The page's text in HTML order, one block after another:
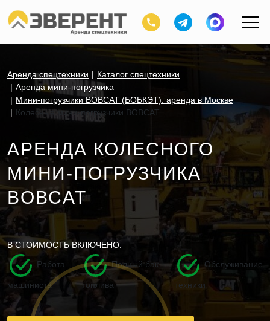
Аренда спецтехники
Каталог спецтехники
Аренда мини-погрузчика
Мини-погрузчики BOBCAT (БОБКЭТ): аренда в Москве
Колесные мини-погрузчики BOBCAT
АРЕНДА КОЛЕСНОГО
МИНИ-ПОГРУЗЧИКА
BOBCAT
В СТОИМОСТЬ ВКЛЮЧЕНО:
Работа
машиниста
Полный бак
топлива
Обслуживание
техники